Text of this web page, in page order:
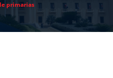
primarias